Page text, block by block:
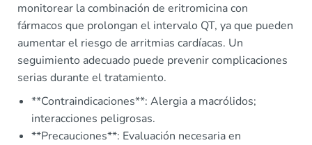
monitorear la combinación de eritromicina con
fármacos que prolongan el intervalo QT, ya que pueden
aumentar el riesgo de arritmias cardíacas. Un
seguimiento adecuado puede prevenir complicaciones
serias durante el tratamiento.
**Contraindicaciones**: Alergia a macrólidos;
interacciones peligrosas.
**Precauciones**: Evaluación necesaria en